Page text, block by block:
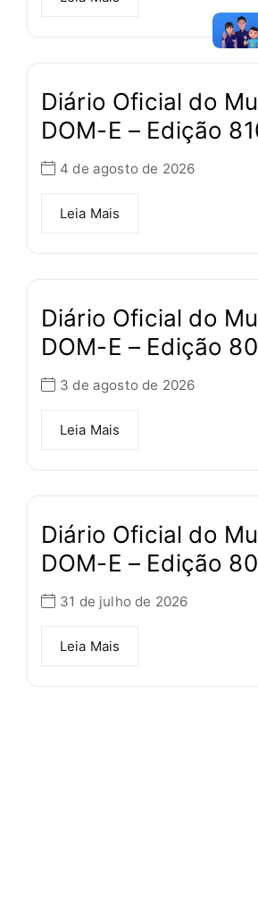
Diário Oficial do
DOM-E – Edição
4 de agosto de 2026
Leia Mais
Diário Oficial do
DOM-E – Edição
3 de agosto de 2026
Leia Mais
Diário Oficial do
DOM-E – Edição
31 de julho de 2026
Leia Mais